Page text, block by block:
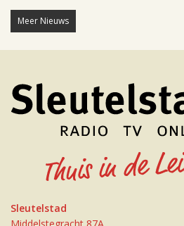
Meer Nieuws
Sleutelstad